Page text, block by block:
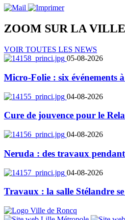
ZOOM SUR LAVILLE
VOIR TOUTES LES NEWS
05-08-2026
Micro-Folie : six événements
04-08-2026
Cure de jouvence pour le
04-08-2026
Neruda : des travaux pendant
04-08-2026
Travaux : la salle Stélandre